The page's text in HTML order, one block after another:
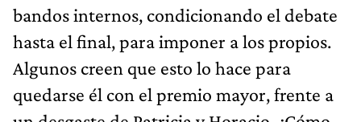
bandos internos, condicionando el debate
hasta el final, para imponer a los propios.
Algunos creen que esto lo hace para
quedarse él con el premio mayor, frente a